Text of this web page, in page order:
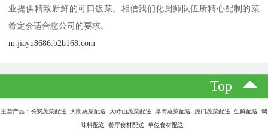
业提供精致新鲜的可口饭菜。相信我们化厨师队伍所精心配制的菜
肴定会适合您公司的要求。
m.jiayu8686.b2b168.com
Top
主营产品：长安蔬菜配送 大朗蔬菜配送 大岭山蔬菜配送 厚街蔬菜配送 虎门蔬菜配送 生鲜配送 调
味料配送 餐厅食材配送 单位食材配送